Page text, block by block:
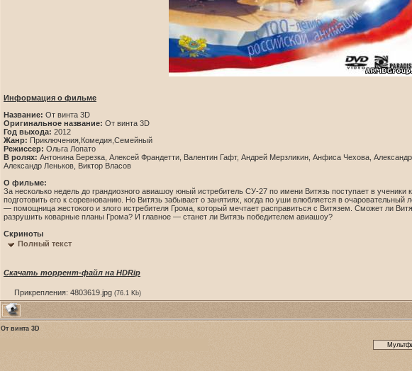
Информация о фильме
Название: От винта 3D
Оригинальное название: От винта 3D
Год выхода: 2012
Жанр: Приключения,Комедия,Семейный
Режиссер: Ольга Лопато
В ролях: Антонина Березка, Алексей Франдетти, Валентин Гафт, Андрей Мерзликин, Анфиса Чехова,
Александр Леньков, Виктор Власов
О фильме:
За несколько недель до грандиозного авиашоу юный истребитель СУ-27 по имени Витязь поступает в
подготовить его к соревнованию. Но Витязь забывает о занятиях, когда по уши влюбляется в очаровательный
— помощница жестокого и злого истребителя Грома, который мечтает расправиться с Витязем. Сможет ли
разрушить коварные планы Грома? И главное — станет ли Витязь победителем авиашоу?
Скриноты
Полный текст
Скачать торрент-файл на HDRip
Прикрепления: 4803619.jpg (76.1 Kb)
От винта 3D